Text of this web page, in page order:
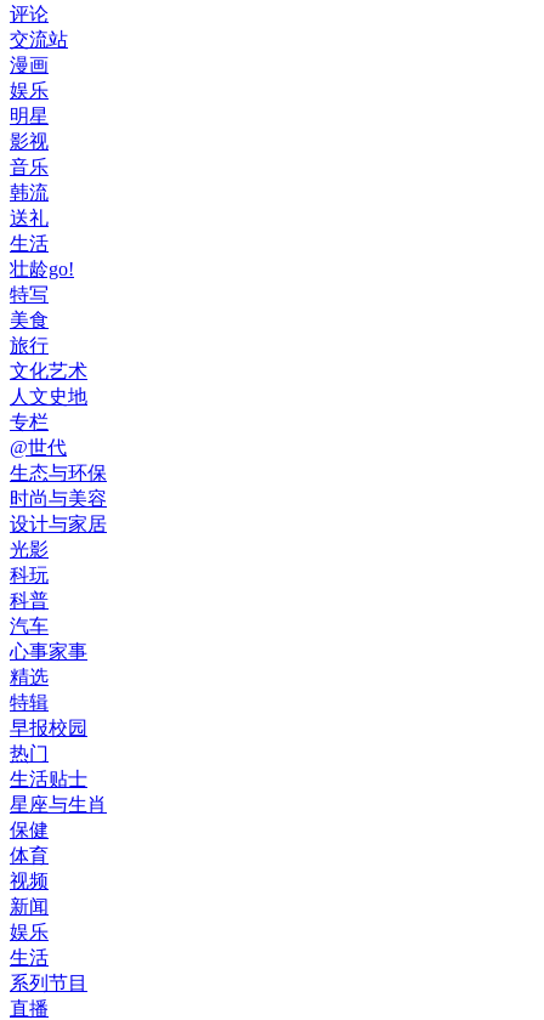
评论
交流站
漫画
娱乐
明星
影视
音乐
韩流
送礼
生活
壮龄go!
特写
美食
旅行
文化艺术
人文史地
专栏
@世代
生态与环保
时尚与美容
设计与家居
光影
科玩
科普
汽车
心事家事
精选
特辑
早报校园
热门
生活贴士
星座与生肖
保健
体育
视频
新闻
娱乐
生活
系列节目
直播